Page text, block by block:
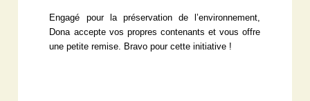
Engagé pour la préservation de l’environnement,
Dona accepte vos propres contenants et vous offre
une petite remise. Bravo pour cette initiative !